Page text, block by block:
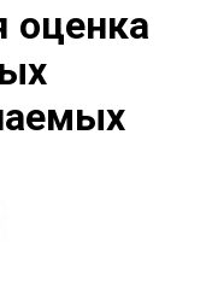
оценка